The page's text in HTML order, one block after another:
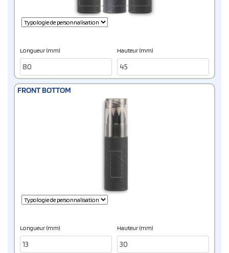
Longueur (mm) Hauteur (mm)
FRONT BOTTOM
Longueur (mm) Hauteur (mm)